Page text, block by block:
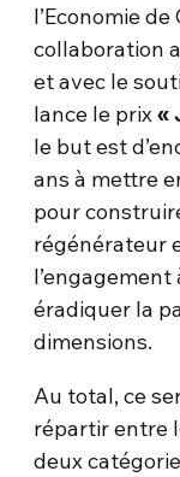
l’Economie
collaboration
et avec le
lance le prix«
le but est
ans à mettre
pour
régénérateur
éradiquer la
dimensions.
Au total, ce
répartir entre
deux